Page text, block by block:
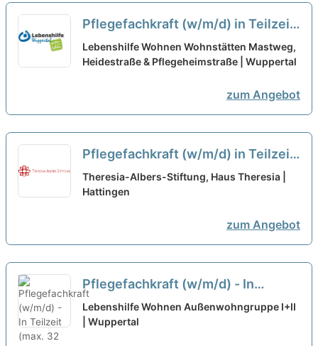
Pflegefachkraft (w/m/d) in Teilzeit-
Wir freuen uns auf Ihre
Unterstützung! neu
Lebenshilfe Wohnen Wohnstätten Mastweg,
Heidestraße & Pflegeheimstraße | Wuppertal
zum Angebot
Pflegefachkraft (w/m/d) in Teilzeit
(19,5h/Woche) - hier sind Sie
richtig!
Theresia-Albers-Stiftung, Haus Theresia |
Hattingen
zum Angebot
Pflegefachkraft (w/m/d) - In
Teilzeit (max. 32 Wochenstunden)
neu
Lebenshilfe Wohnen Außenwohngruppe I+II
| Wuppertal